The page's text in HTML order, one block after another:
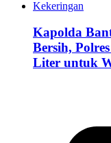
Kapolda
Bersih,
Liter untuk